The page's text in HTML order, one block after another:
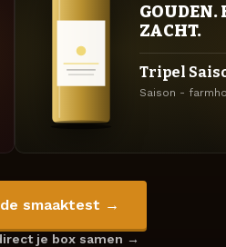
GOUDEN.
ZACHT.
Tripel
Saison -
smaaktest →
je box samen →